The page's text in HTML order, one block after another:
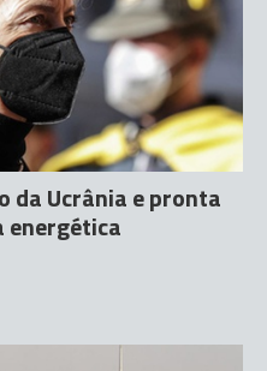
da Ucrânia e pronta